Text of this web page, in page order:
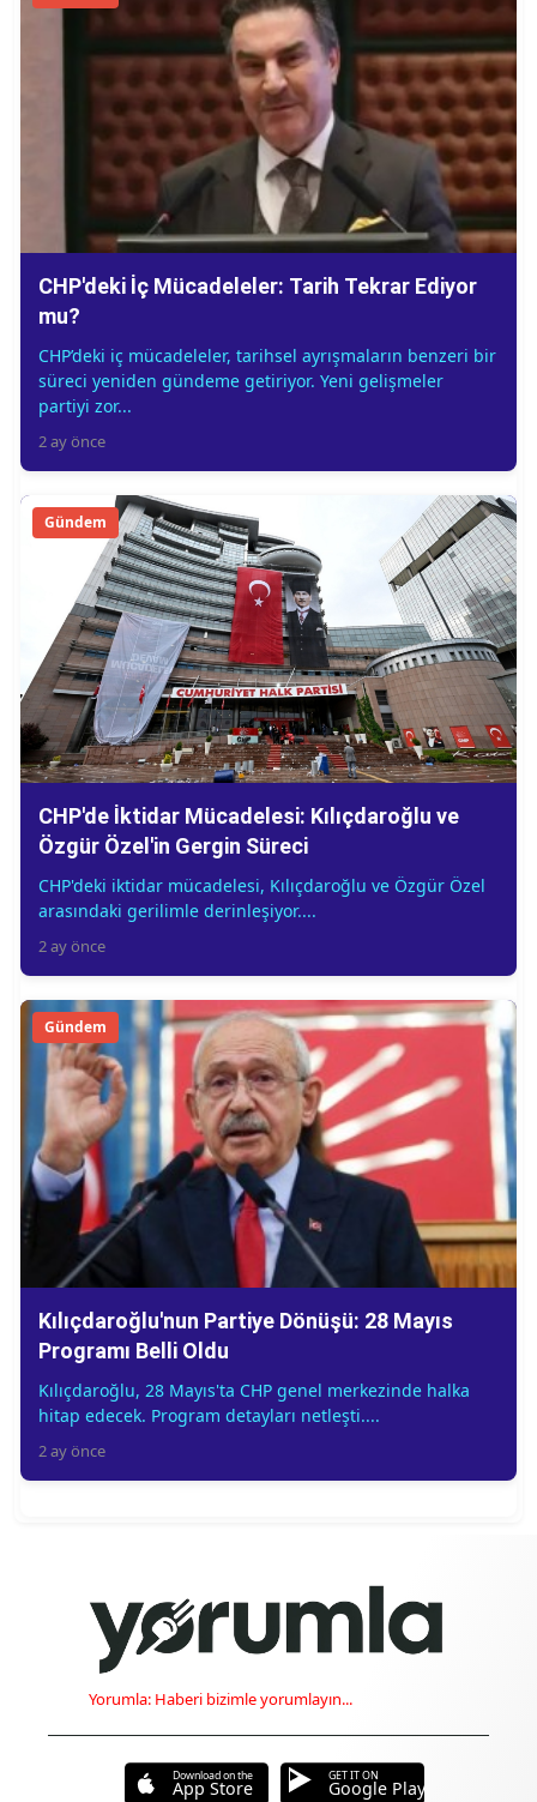
CHP'deki İç Mücadeleler: Tarih Tekrar Ediyor
mu?
CHP’deki iç mücadeleler, tarihsel ayrışmaların benzeri bir
süreci yeniden gündeme getiriyor. Yeni gelişmeler
partiyi zor...
2 ay önce
Gündem
CHP'de İktidar Mücadelesi: Kılıçdaroğlu ve
Özgür Özel'in Gergin Süreci
CHP'deki iktidar mücadelesi, Kılıçdaroğlu ve Özgür Özel
arasındaki gerilimle derinleşiyor....
2 ay önce
Gündem
Kılıçdaroğlu'nun Partiye Dönüşü: 28 Mayıs
Programı Belli Oldu
Kılıçdaroğlu, 28 Mayıs'ta CHP genel merkezinde halka
hitap edecek. Program detayları netleşti....
2 ay önce
Yorumla: Haberi bizimle yorumlayın...
Download on the
App Store
GET IT ON
Google Play